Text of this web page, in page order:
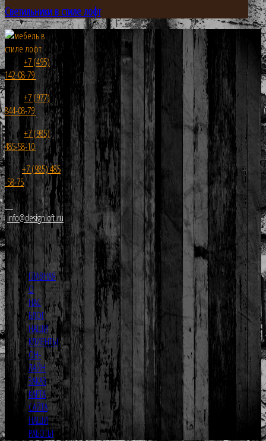
Светильники в стиле лофт
+7 (495)
142-08-79
+7 (977)
844-08-79
+7 (985)
485-58-10
+7 (985) 485
-58-75
info@designloft.ru
ГЛАВНАЯ
О
НАС
БЛОГ
НАШИ
КЛИЕНТЫ
ОН-
ЛАЙН
ЗАКАЗ
КАРТА
САЙТА
НАШИ
РАБОТЫ